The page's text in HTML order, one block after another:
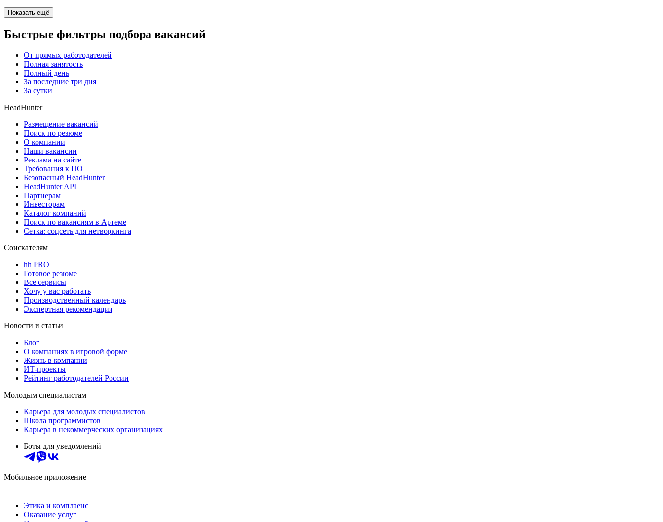
Показать ещё
Быстрые фильтры подбора вакансий
От прямых работодателей
Полная занятость
Полный день
За последние три дня
За сутки
HeadHunter
Размещение вакансий
Поиск по резюме
О компании
Наши вакансии
Реклама на сайте
Требования к ПО
Безопасный HeadHunter
HeadHunter API
Партнерам
Инвесторам
Каталог компаний
Поиск по вакансиям в Артеме
Сетка: соцсеть для нетворкинга
Соискателям
hh PRO
Готовое резюме
Все сервисы
Хочу у вас работать
Производственный календарь
Экспертная рекомендация
Новости и статьи
Блог
О компаниях в игровой форме
Жизнь в компании
ИТ-проекты
Рейтинг работодателей России
Молодым специалистам
Карьера для молодых специалистов
Школа программистов
Карьера в некоммерческих организациях
Боты для уведомлений
Мобильное приложение
Этика и комплаенс
Оказание услуг